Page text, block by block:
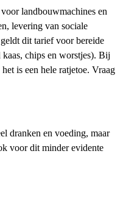
landbouwmachines en
levering van sociale
dit tarief voor bereide
chips en worstjes). Bij
is een hele ratjetoe. Vraag
dranken en voeding, maar
voor dit minder evidente